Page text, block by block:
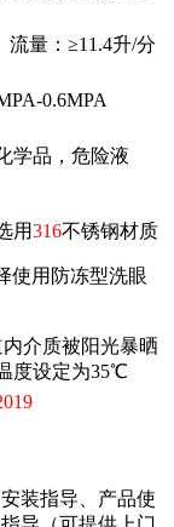
量：≥11.4升/分
0.6MPA
学品，危险液
用316不锈钢材质
防冻型洗眼
质被阳光暴晒
度设定为35℃
装指导、产品使